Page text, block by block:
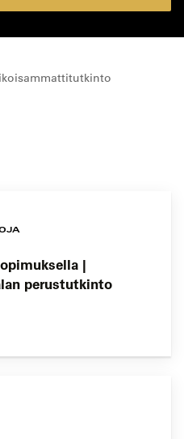
|
perustutkinto